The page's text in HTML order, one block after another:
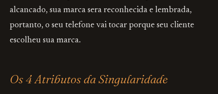
alcancado, sua marca sera reconhecida e lembrada,
portanto, o seu telefone vai tocar porque seu cliente
escolheu sua marca.
Os 4 Atributos da Singularidade